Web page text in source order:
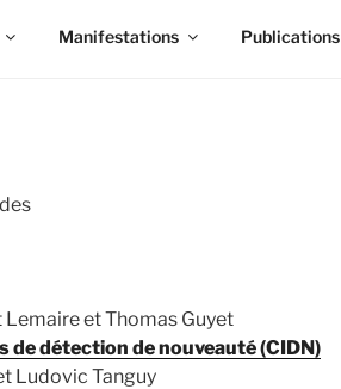
Manifestations Publications
Lemaire et Thomas Guyet
détection de nouveauté (CIDN)
Ludovic Tanguy